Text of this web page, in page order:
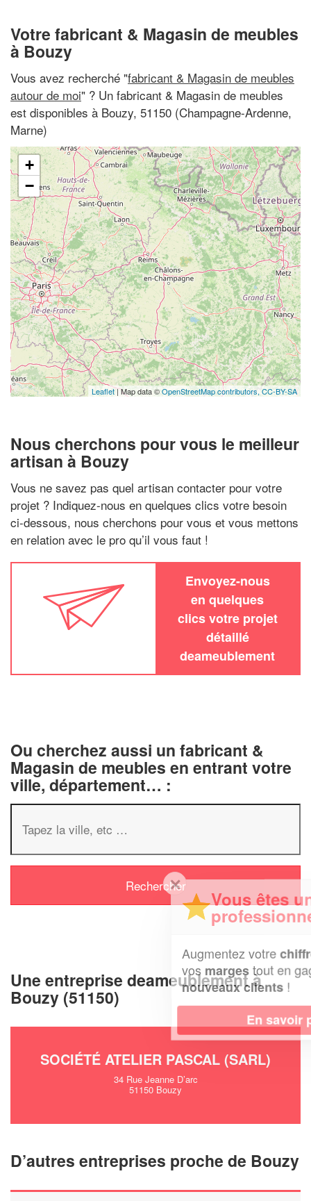
Votre fabricant & Magasin de meubles
à Bouzy
Vous avez recherché "fabricant & Magasin de meubles
autour de moi" ? Un fabricant & Magasin de meubles
est disponibles à Bouzy, 51150 (Champagne-Ardenne,
Marne)
+
−
Leaflet| Map data ©OpenStreetMap contributors, CC-BY-SA
Nous cherchons pour vous le meilleur
artisan à Bouzy
Vous ne savez pas quel artisan contacter pour votre
projet ? Indiquez-nous en quelques clics votre besoin
ci-dessous, nous cherchons pour vous et vous mettons
en relation avec le pro qu’il vous faut !
Envoyez-nous
en quelques
clics votre projet
détaillé
deameublement
Ou cherchez aussi un fabricant &
Magasin de meubles en entrant votre
ville, département… :
Une entreprise deameublement à
Bouzy (51150)
SOCIÉTÉ ATELIER PASCAL (SARL)
34 Rue Jeanne D’arc
51150 Bouzy
D’autres entreprises proche de Bouzy
Vous êtes un
professionnel ?
Augmentez votrechiffre d'affaireset
marges
tout en gagnant de
nouveaux clients!